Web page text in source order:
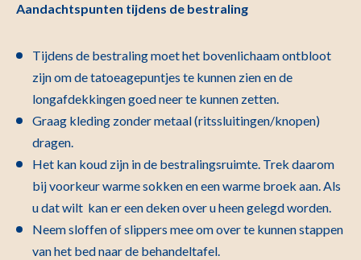
Aandachtspunten tijdens de bestraling
Tijdens de bestraling moet het bovenlichaam ontbloot
zijn om de tatoeagepuntjes te kunnen zien en de
longafdekkingen goed neer te kunnen zetten.
Graag kleding zonder metaal (ritssluitingen/knopen)
dragen.
Het kan koud zijn in de bestralingsruimte. Trek daarom
bij voorkeur warme sokken en een warme broek aan. Als
u dat wilt kan er een deken over u heen gelegd worden.
Neem sloffen of slippers mee om over te kunnen stappen
van het bed naar de behandeltafel.